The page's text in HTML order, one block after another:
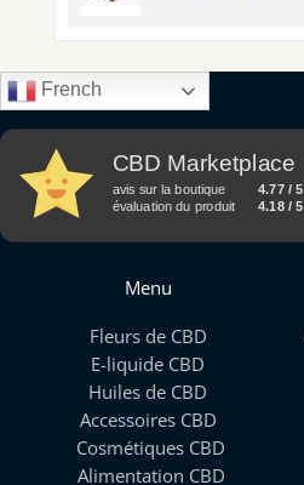
French
CBD Marketplace
avis sur la boutique
4.77 / 5
évaluation du produit
4.18 / 5
Menu
Fleurs de CBD
E-liquide CBD
Huiles de CBD
Accessoires CBD
Cosmétiques CBD
Alimentation CBD